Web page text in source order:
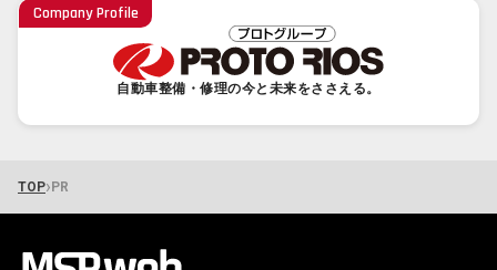
Company Profile
自動車整備・修理の今と未来をささえる。
TOP›PR